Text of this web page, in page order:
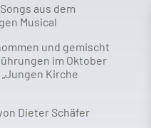
aus dem
Musical
und gemischt
im Oktober
Kirche
Dieter Schäfer